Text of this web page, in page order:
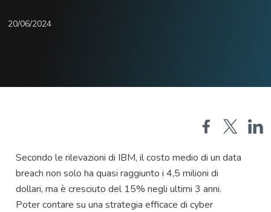
20/06/2024
Secondo le rilevazioni di IBM, il costo medio di un data
breach non solo ha quasi raggiunto i 4,5 milioni di
dollari, ma è cresciuto del 15% negli ultimi 3 anni.
Poter contare su una strategia efficace di cyber